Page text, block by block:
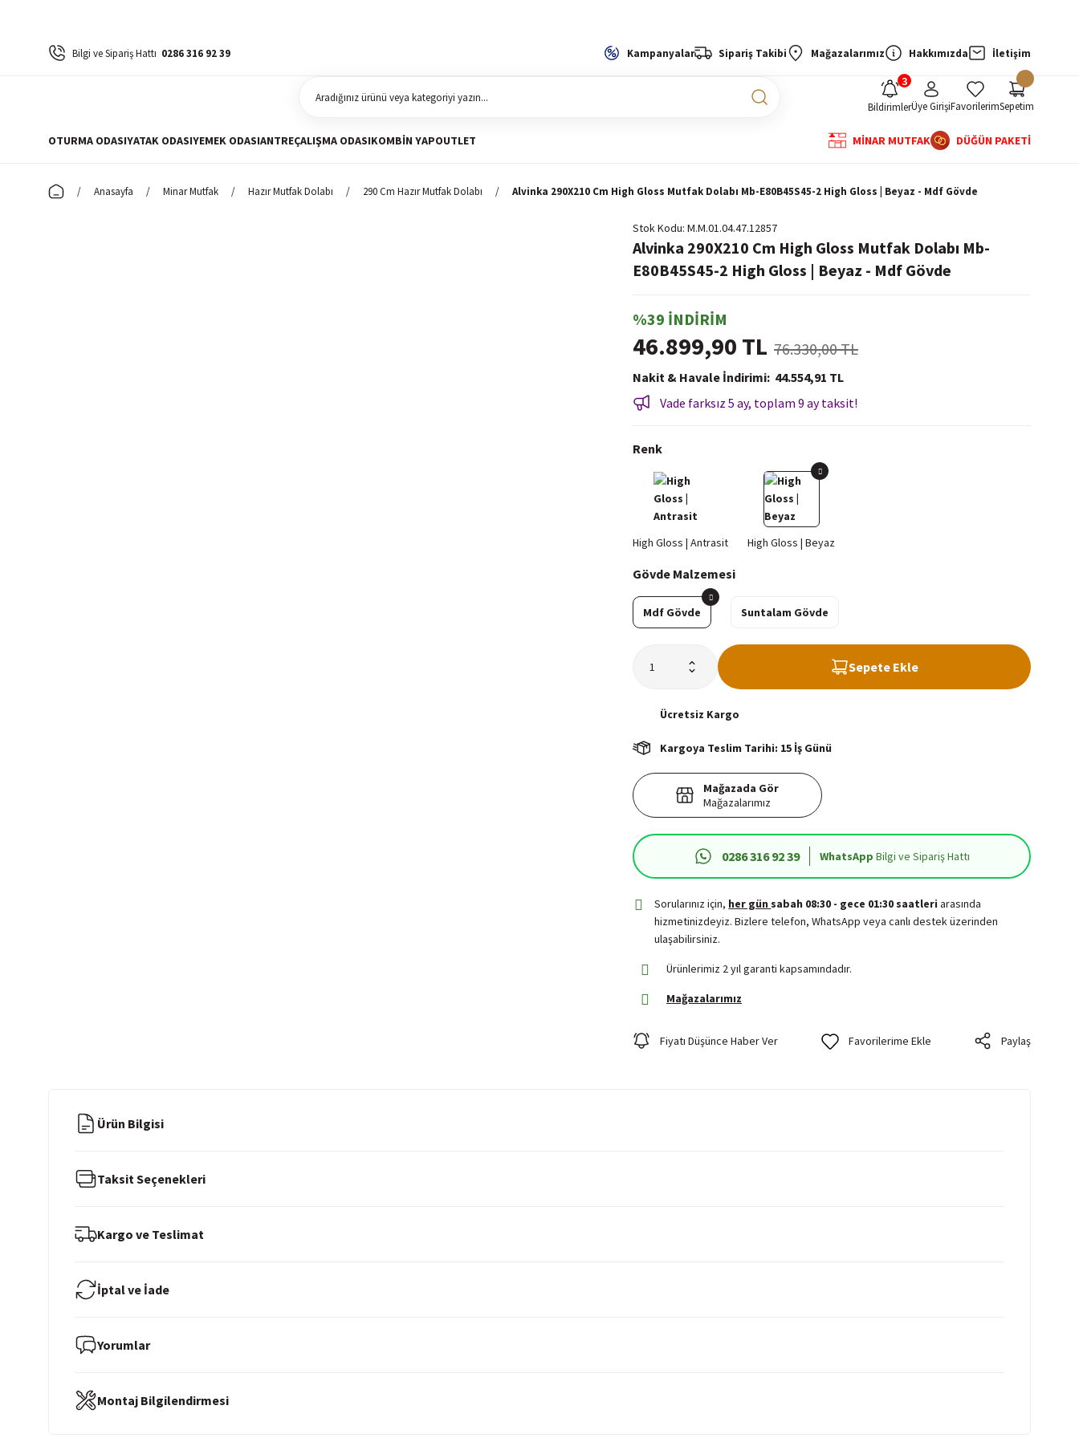
Bilgi ve Sipariş Hattı 0286 316 92 39 Kampanyalar Sipariş Takibi Mağazalarımız Hakkımızda İletişim
BildirimlerÜye GirişiFavorilerimSepetim
OTURMA ODASIYATAK ODASIYEMEK ODASIANTREÇALIŞMA ODASIKOMBIN YAPOUTLET MİNAR MUTFAK DÜĞÜN PAKETİ
Anasayfa Minar Mutfak Hazır Mutfak Dolabı 290 Cm Hazır Mutfak Dolabı Alvinka 290X210 Cm High Gloss Mutfak Dolabı Mb-E80B45S45-2 High Gloss | Beyaz - Mdf Gövde
Stok Kodu M.M.01.04.47.12857
Alvinka 290X210 Cm High Gloss Mutfak Dolabı Mb-
E80B45S45-2 High Gloss | Beyaz - Mdf Gövde
%39 İNDİRİM
46.899,90 TL 76.330,00 TL
Nakit & Havale İndirimi 44.554,91 TL
Vade farksız 5 ay, toplam 9 ay taksit!
Renk
Gövde Malzemesi
Mdf Gövde Suntalam Gövde
Sepete Ekle
Ücretsiz Kargo
Kargoya Teslim Tarihi: 15 İş Günü
Mağazada Gör
Mağazalarımız
0286 316 92 39 WhatsApp Bilgi ve Sipariş Hattı
Sorularınız için, her gün sabah 08:30 - gece 01:30 saatleriarasında
hizmetinizdeyiz. Bizlere telefon, WhatsApp veya canlı destek üzerinden
ulaşabilirsiniz.
Ürünlerimiz 2 yıl garanti kapsamındadır.
Mağazalarımız
Fiyatı Düşünce Haber Ver Paylaş
Ürün Bilgisi
Taksit Seçenekleri
Kargo ve Teslimat
İptal ve İade
Yorumlar
Montaj Bilgilendirmesi